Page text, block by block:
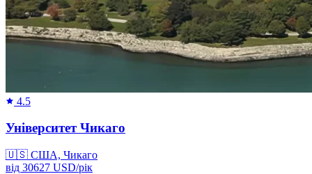
4.5
Університет Чикаго
🇺🇸 США, Чикаго
від 30627 USD/рік